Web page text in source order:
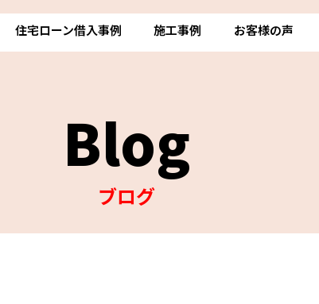
住宅ローン借入事例 施工事例 お客様の声
Blog
ブログ